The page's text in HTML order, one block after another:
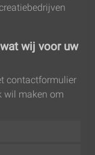
wij voor uw
contactformulier
wil maken om